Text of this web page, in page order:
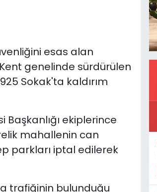
esas alan
genelinde sürdürülen
Sokak'ta kaldırım
Başkanlığı ekiplerince
mahallenin can
parkları iptal edilerek
trafiğinin bulunduğu